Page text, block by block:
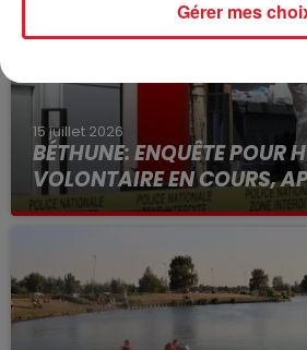
15 juillet 2026
BÉTHUNE: ENQUÊTE POUR
VOLONTAIRE EN COURS,
Selon les premiers éléments,
Gérer mes